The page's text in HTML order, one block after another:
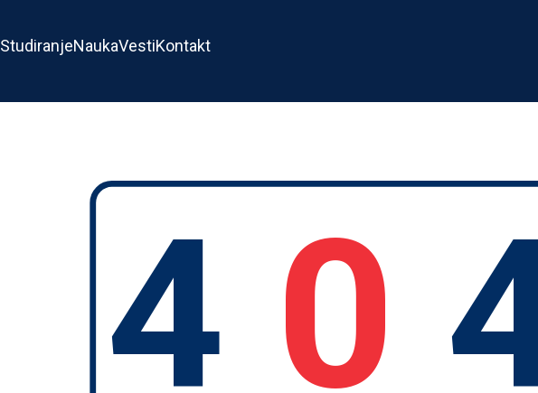
StudiranjeNaukaVestiKontakt
4 0